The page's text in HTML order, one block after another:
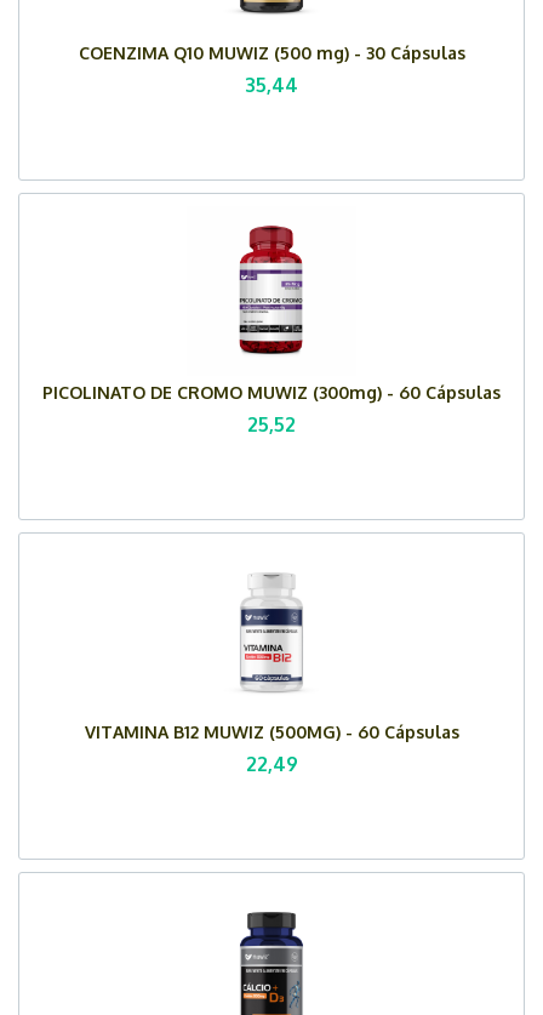
COENZIMA Q10 MUWIZ (500 mg) - 30 Cápsulas
35,44
PICOLINATO DE CROMO MUWIZ (300mg) - 60 Cápsulas
25,52
VITAMINA B12 MUWIZ (500MG) - 60 Cápsulas
22,49